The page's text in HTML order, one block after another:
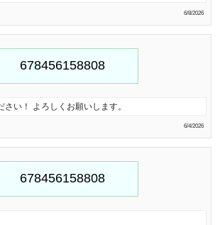
6/8/2026
い！ よろしくお願いします。
6/4/2026